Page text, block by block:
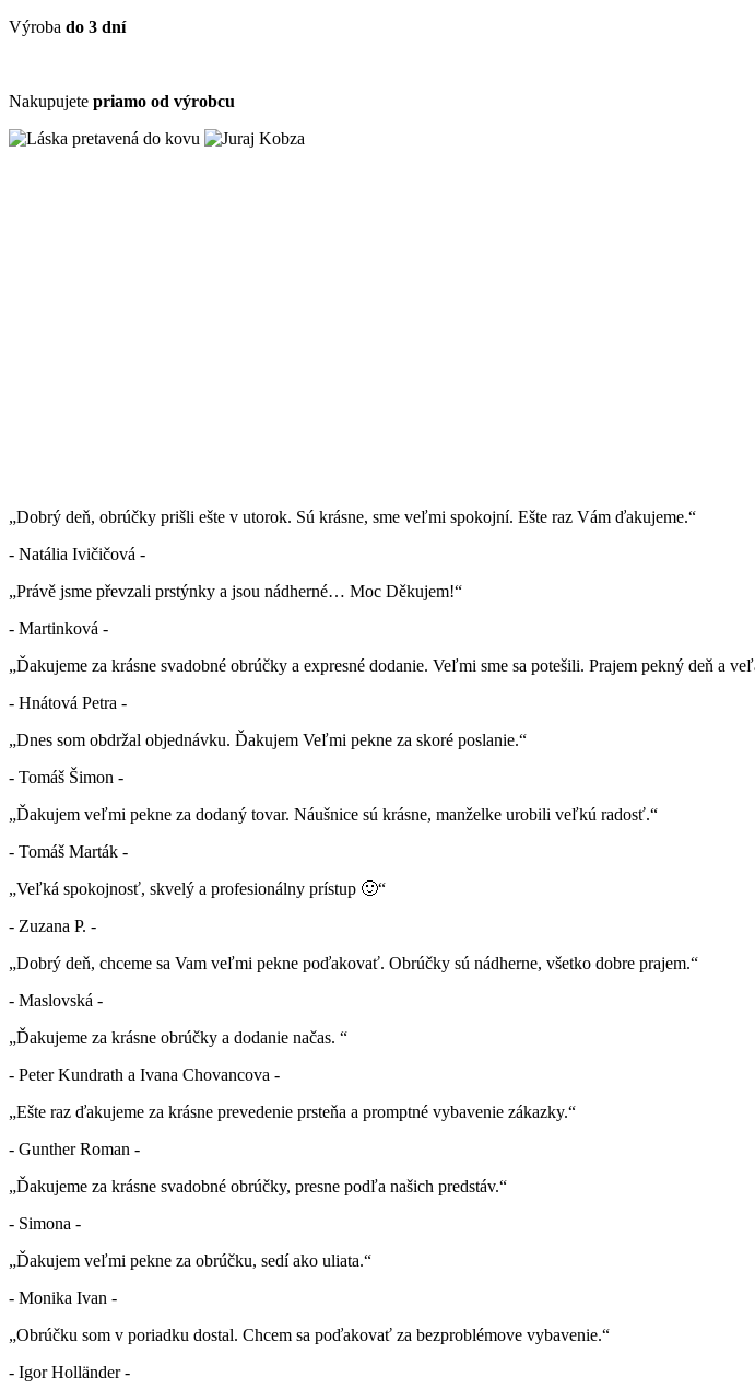
Výroba do 3 dní
Nakupujete priamo od výrobcu
„Dobrý deň, obrúčky prišli ešte v utorok. Sú krásne, sme veľmi spokojní. Ešte raz Vám ďakujeme.“
- Natália Ivičičová -
„Právě jsme převzali prstýnky a jsou nádherné… Moc Děkujem!“
- Martinková -
„Ďakujeme za krásne svadobné obrúčky a expresné dodanie. Veľmi sme sa potešili. Prajem pekný deň a
- Hnátová Petra -
„Dnes som obdržal objednávku. Ďakujem Veľmi pekne za skoré poslanie.“
- Tomáš Šimon -
„Ďakujem veľmi pekne za dodaný tovar. Náušnice sú krásne, manželke urobili veľkú radosť.“
- Tomáš Marták -
„Veľká spokojnosť, skvelý a profesionálny prístup 🙂“
- Zuzana P. -
„Dobrý deň, chceme sa Vam veľmi pekne poďakovať. Obrúčky sú nádherne, všetko dobre prajem.“
- Maslovská -
„Ďakujeme za krásne obrúčky a dodanie načas. “
- Peter Kundrath a Ivana Chovancova -
„Ešte raz ďakujeme za krásne prevedenie prsteňa a promptné vybavenie zákazky.“
- Gunther Roman -
„Ďakujeme za krásne svadobné obrúčky, presne podľa našich predstáv.“
- Simona -
„Ďakujem veľmi pekne za obrúčku, sedí ako uliata.“
- Monika Ivan -
„Obrúčku som v poriadku dostal. Chcem sa poďakovať za bezproblémove vybavenie.“
- Igor Holländer -